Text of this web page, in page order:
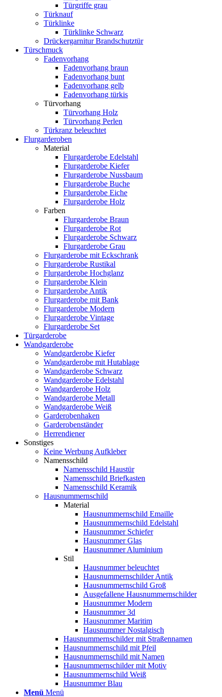
Türgriffe grau
Türknauf
Türklinke
Türklinke Schwarz
Drückergarnitur Brandschutztür
Türschmuck
Fadenvorhang
Fadenvorhang braun
Fadenvorhang bunt
Fadenvorhang gelb
Fadenvorhang türkis
Türvorhang
Türvorhang Holz
Türvorhang Perlen
Türkranz beleuchtet
Flurgarderoben
Material
Flurgarderobe Edelstahl
Flurgarderobe Kiefer
Flurgarderobe Nussbaum
Flurgarderobe Buche
Flurgarderobe Eiche
Flurgarderobe Holz
Farben
Flurgarderobe Braun
Flurgarderobe Rot
Flurgarderobe Schwarz
Flurgarderobe Grau
Flurgarderobe mit Eckschrank
Flurgarderobe Rustikal
Flurgarderobe Hochglanz
Flurgarderobe Klein
Flurgarderobe Antik
Flurgarderobe mit Bank
Flurgarderobe Modern
Flurgarderobe Vintage
Flurgarderobe Set
Türgarderobe
Wandgarderobe
Wandgarderobe Kiefer
Wandgarderobe mit Hutablage
Wandgarderobe Schwarz
Wandgarderobe Edelstahl
Wandgarderobe Holz
Wandgarderobe Metall
Wandgarderobe Weiß
Garderobenhaken
Garderobenständer
Herrendiener
Sonstiges
Keine Werbung Aufkleber
Namensschild
Namensschild Haustür
Namensschild Briefkasten
Namensschild Keramik
Hausnummernschild
Material
Hausnummernschild Emaille
Hausnummernschild Edelstahl
Hausnummer Schiefer
Hausnummer Glas
Hausnummer Aluminium
Stil
Hausnummer beleuchtet
Hausnummernschilder Antik
Hausnummernschild Groß
Ausgefallene Hausnummernschilder
Hausnummer Modern
Hausnummer 3d
Hausnummer Maritim
Hausnummer Nostalgisch
Hausnummernschilder mit Straßennamen
Hausnummernschild mit Pfeil
Hausnummernschild mit Namen
Hausnummernschilder mit Motiv
Hausnummernschild Weiß
Hausnummer Blau
Menü Menü